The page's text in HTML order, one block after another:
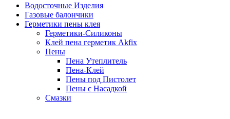
Водосточные Изделия
Газовые балончики
Герметики пены клея
Герметики-Силиконы
Клей пена герметик Akfix
Пены
Пена Утеплитель
Пена-Клей
Пены под Пистолет
Пены с Насадкой
Смазки